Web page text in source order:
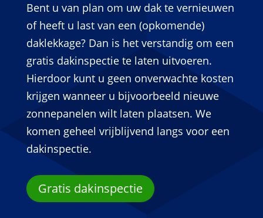
Bent u van plan om uw dak te vernieuwen
of heeft u last van een (opkomende)
daklekkage? Dan is het verstandig om een
gratis dakinspectie te laten uitvoeren.
Hierdoor kunt u geen onverwachte kosten
krijgen wanneer u bijvoorbeeld nieuwe
zonnepanelen wilt laten plaatsen. We
komen geheel vrijblijvend langs voor een
dakinspectie.
Gratis dakinspectie